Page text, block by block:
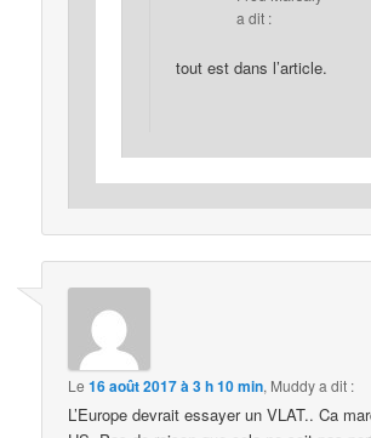
a dit :
tout est dans l’article.
Le16 août 2017 à 3 h 10 min, Muddya dit :
L’Europe devrait essayer un VLAT.. Ca